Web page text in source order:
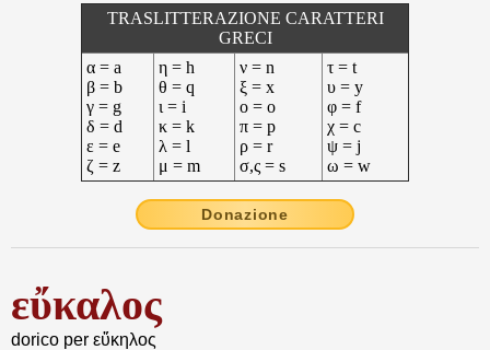
TRASLITTERAZIONE CARATTERI
GRECI
α = a
β = b
γ = g
δ = d
ε = e
ζ = z
η = h
θ = q
ι = i
κ = k
λ = l
μ = m
ν = n
ξ = x
ο = o
π = p
ρ = r
σ,ς = s
τ = t
υ = y
φ = f
χ = c
ψ = j
ω = w
Donazione
εὔκαλος
dorico per εὔκηλος